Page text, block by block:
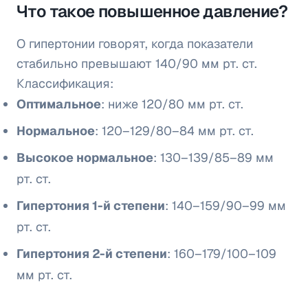
Что такое повышенное давление?
О гипертонии говорят, когда показатели
стабильно превышают 140/90 мм рт. ст.
Классификация:
Оптимальное: ниже 120/80 мм рт. ст.
Нормальное: 120–129/80–84 мм рт. ст.
Высокое нормальное: 130–139/85–89 мм
рт. ст.
Гипертония 1-й степени: 140–159/90–99 мм
рт. ст.
Гипертония 2-й степени: 160–179/100–109
мм рт. ст.